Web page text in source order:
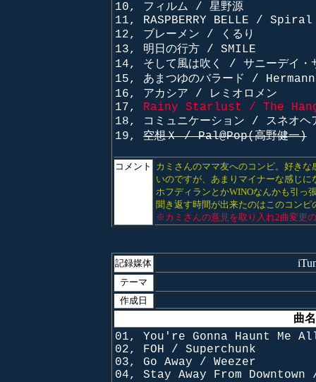
10, フィルム / 星野源
11, RASPBERRY BELLE /
12, ブレーメン / くるり
13, 明日の行方 / SMILE
14, そして風は吹く / サニーデイ・
15, あまつゆのバラード /
16, アカシア / レミオロメン
17, Rainy Starlust / The
18, コミュニケーション / スネオヘ
19, 空想Ｘ / Pal@Pop(高野健一)
コメント
カミさんのママ友へのコンピ。好き
いのですが、あまりマイナーな感じ
ホフディランとかWINOなんかも引っ
聞き返す時間が出来たのはこのコン
※カミさんの意見を取り入れ2曲変更
記録媒体
テーマ
作成日
曲
01, You're Gonna Haunt Me
02, FOH / Superchunk
03, Go Away / Weezer
04, Stay Away From Downtown